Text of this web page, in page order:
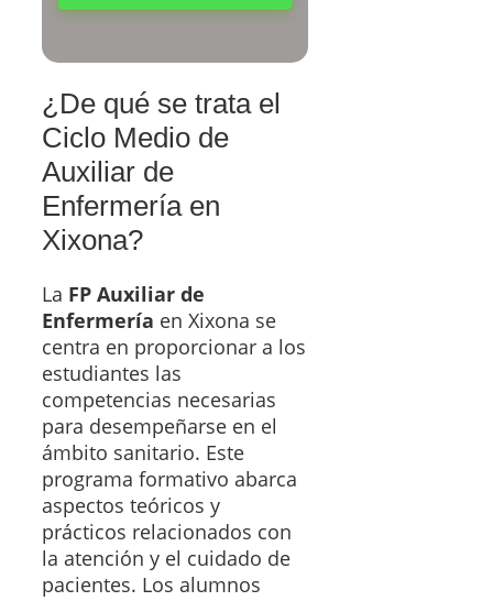
¿De qué se trata el
Ciclo Medio de
Auxiliar de
Enfermería en
Xixona?
La FP Auxiliar de
Enfermería en Xixona se
centra en proporcionar a los
estudiantes las
competencias necesarias
para desempeñarse en el
ámbito sanitario. Este
programa formativo abarca
aspectos teóricos y
prácticos relacionados con
la atención y el cuidado de
pacientes. Los alumnos